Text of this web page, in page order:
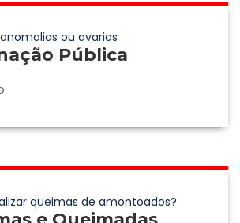
ou avarias
Pública
queimas de amontoados?